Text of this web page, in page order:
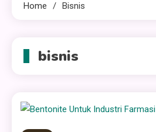
Home Bisnis
bisnis